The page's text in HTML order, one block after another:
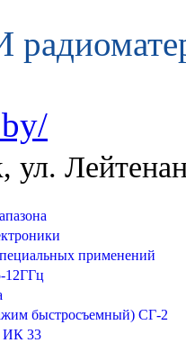
ул.
применений
12ГГц
быстросъемный) СГ-2
ИК 33